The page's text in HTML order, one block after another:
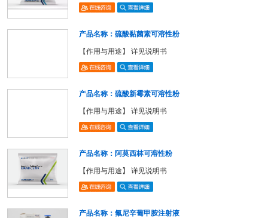
产品名称：硫酸黏菌素可溶性粉
【作用与用途】 详见说明书
产品名称：硫酸新霉素可溶性粉
【作用与用途】 详见说明书
产品名称：阿莫西林可溶性粉
【作用与用途】 详见说明书
产品名称：氟尼辛葡甲胺注射液